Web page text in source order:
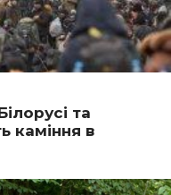
та
каміння в